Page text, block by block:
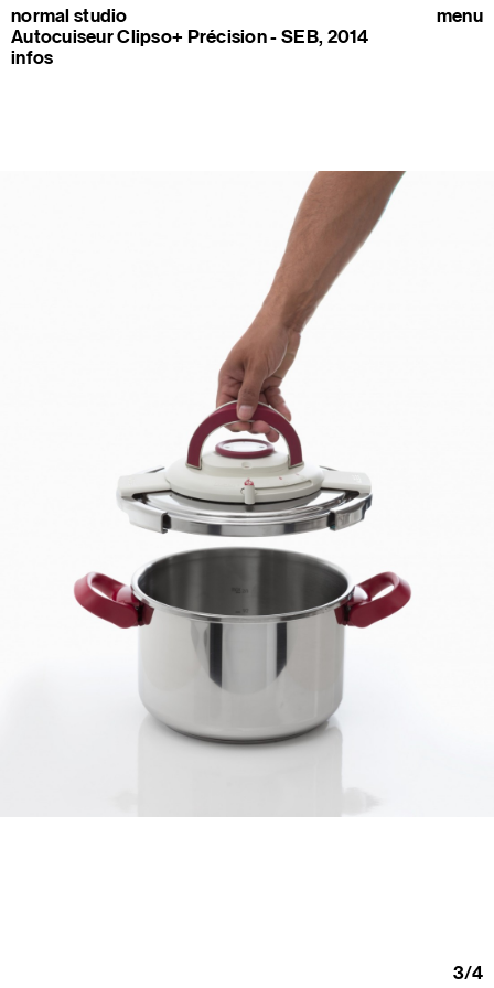
normal studio
Autocuiseur Clipso+ Précision - SEB, 2014
infos
menu
3/4